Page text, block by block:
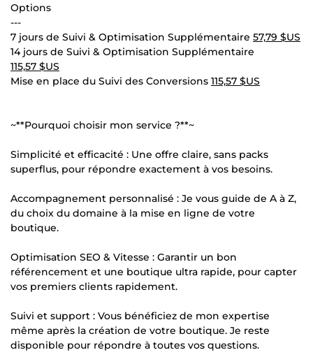
Options
---
7 jours de Suivi & Optimisation Supplémentaire 57,79 $US
14 jours de Suivi & Optimisation Supplémentaire
115,57 $US
Mise en place du Suivi des Conversions 115,57 $US
~**Pourquoi choisir mon service ?**~
Simplicité et efficacité : Une offre claire, sans packs
superflus, pour répondre exactement à vos besoins.
Accompagnement personnalisé : Je vous guide de A à Z,
du choix du domaine à la mise en ligne de votre
boutique.
Optimisation SEO & Vitesse : Garantir un bon
référencement et une boutique ultra rapide, pour capter
vos premiers clients rapidement.
Suivi et support : Vous bénéficiez de mon expertise
même après la création de votre boutique. Je reste
disponible pour répondre à toutes vos questions.